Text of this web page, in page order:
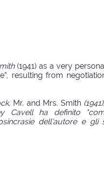
(1941) as a very
resulting from
Mr. and Mrs. Smith
Cavell ha definito
dell'autore e gli